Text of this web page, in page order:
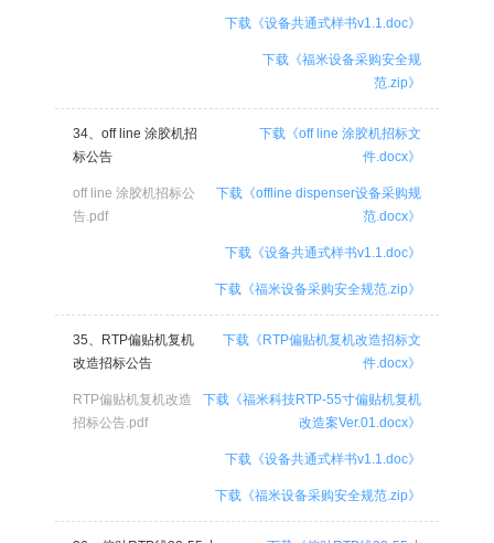
下载《设备共通式样书v1.1.doc》
下载《福米设备采购安全规
范.zip》
34、off line 涂胶机招
标公告
off line 涂胶机招标公
告.pdf
下载《off line 涂胶机招标文
件.docx》
下载《offline dispenser设备采购规
范.docx》
下载《设备共通式样书v1.1.doc》
下载《福米设备采购安全规范.zip》
35、RTP偏贴机复机
改造招标公告
RTP偏贴机复机改造
招标公告.pdf
下载《RTP偏贴机复机改造招标文
件.docx》
下载《福米科技RTP-55寸偏贴机复机
改造案Ver.01.docx》
下载《设备共通式样书v1.1.doc》
下载《福米设备采购安全规范.zip》